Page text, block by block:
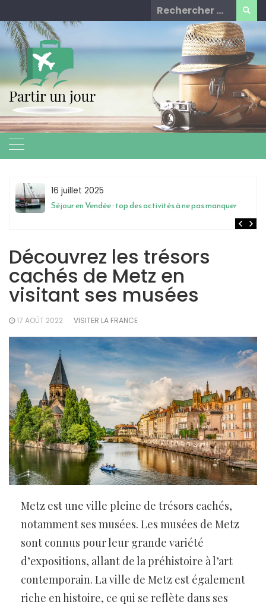
to
content
Rechercher
for:
16 juillet 2025
Séjour en Vendée : top des activités à ne pas manquer
Découvrez les trésors
cachés de Metz en
visitant ses musées
17 AOÛT 2022 VISITER LA FRANCE
Metz est une ville pleine de trésors cachés,
notamment ses musées. Les musées de Metz
sont connus pour leur grande variété
d’expositions, allant de la préhistoire à l’art
contemporain. La ville de Metz est également
riche en histoire, ce qui se reflète dans ses